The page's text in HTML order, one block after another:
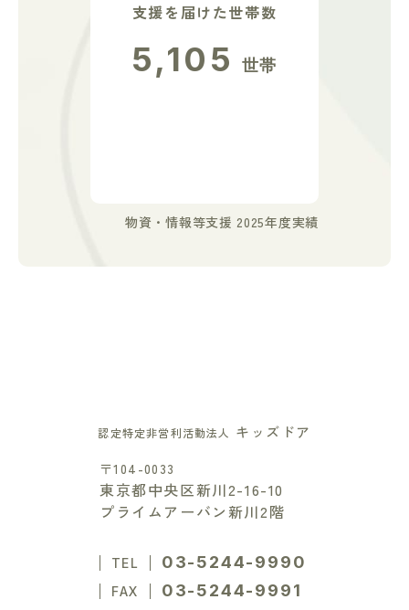
支援を届けた世帯数
5,105 世帯
物資・情報等支援 2025年度実績
認定特定非営利活動法人 キッズドア
〒104-0033
東京都中央区新川2-16-10
プライムアーバン新川2階
TEL 03-5244-9990
FAX 03-5244-9991